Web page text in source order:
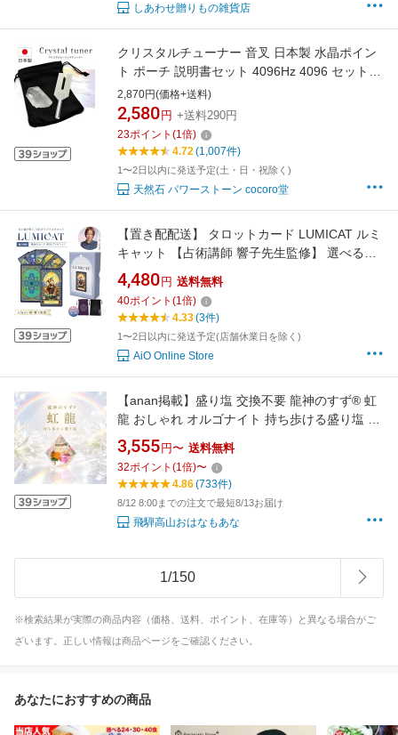
しあわせ贈りもの雑貨店
クリスタルチューナー 音叉 日本製 水晶ポイン
ト ポーチ 説明書セット 4096Hz 4096 セット
原石 浄化 開運 幸運 お守り ギフト プレゼント
贈り物 ラッピング 包装 ヨガ 瞑想 ヒーリング
男性 女性 浄化セット 天然石 パワーストーン
a5h
2,870円(価格+送料)
2,580 円 +送料290円
23ポイント (1 倍)
4.72 (1,007件)
1〜2日以内に発送予定(土・日・祝除く)
天然石 パワーストーン cocoro堂
【置き配配送】 タロットカード LUMICAT ルミ
キャット 【占術講師 響子先生監修】 選べるポ
ーチ4種＆運命の1枚特典付き 猫 cat ねこ 美麗
ステンドグラス タロット カード 占い ボードゲ
ーム 豪華 高級感 占いグッズ 風水 スピリチュア
ル コレクション
4,480 円 送料無料
40ポイント (1 倍)
4.33(3件)
1〜2日以内に発送予定(店舗休業日を除く)
AiO Online Store
【anan掲載】盛り塩 交換不要 龍神のすず® 虹
龍 おしゃれ オルゴナイト 持ち歩ける盛り塩 開
運グッズ 浄化 風水 お守り 厄除け 玄関 トイレ
珠洲塩 日本製 ギフト 1個 2個 3個 4個
3,555 円〜 送料無料
32ポイント (1 倍)〜
4.86(733件)
8/12 8:00までの注文で最短8/13お届け
飛騨高山おはなもあな
1/150
※検索結果が実際の商品内容（価格、送料、ポイント、在庫等）と異なる場合がご
ざいます。正しい情報は商品ページをご確認ください。
あなたにおすすめの商品